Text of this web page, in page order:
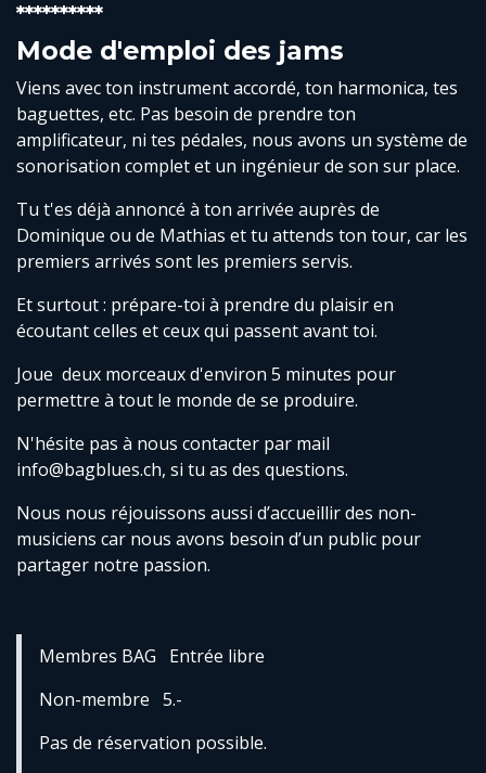
**********
Mode d'emploi des jams
Viens avec ton instrument accordé, ton harmonica, tes
baguettes, etc. Pas besoin de prendre ton
amplificateur, ni tes pédales, nous avons un système de
sonorisation complet et un ingénieur de son sur place.
Tu t'es déjà annoncé à ton arrivée auprès de
Dominique ou de Mathias et tu attends ton tour, car les
premiers arrivés sont les premiers servis.
Et surtout : prépare-toi à prendre du plaisir en
écoutant celles et ceux qui passent avant toi.
Joue deux morceaux d'environ 5 minutes pour
permettre à tout le monde de se produire.
N'hésite pas à nous contacter par mail
info@bagblues.ch, si tu as des questions.
Nous nous réjouissons aussi d’accueillir des non-
musiciens car nous avons besoin d’un public pour
partager notre passion.
Membres BAG Entrée libre
Non-membre 5.-
Pas de réservation possible.